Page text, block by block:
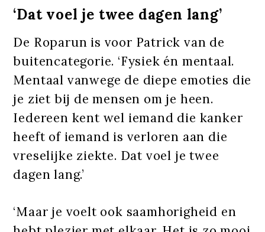
‘Dat voel je twee dagen lang’
De Roparun is voor Patrick van de
buitencategorie. ‘Fysiek én mentaal.
Mentaal vanwege de diepe emoties die
je ziet bij de mensen om je heen.
Iedereen kent wel iemand die kanker
heeft of iemand is verloren aan die
vreselijke ziekte. Dat voel je twee
dagen lang.’
‘Maar je voelt ook saamhorigheid en